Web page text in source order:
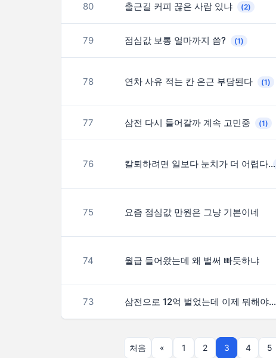
80 출근길 커피 끊은 사람 있냐 (2)
79 점심값 보통 얼마까지 씀? (1)
78 연차 사유 적는 칸 은근 부담된다 (1)
77 삼전 다시 들어갈까 계속 고민중 (1)
76 칼퇴하려면 일보다 눈치가 더 어렵다
75 요즘 점심값 만원은 그냥 기본이네
74 월급 들어왔는데 왜 벌써 빠듯하냐
73 삼전으로 12억 벌었는데 이제 뭐해야하나요?
처음 « 1 2 3 4 5